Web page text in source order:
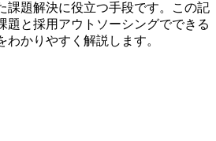
課題解決に役立つ手段です。この記
題と採用アウトソーシングでできる
かりやすく解説します。